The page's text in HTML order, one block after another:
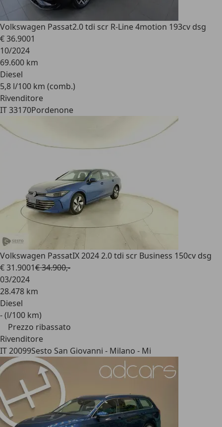
Volkswagen Passat2.0 tdi scr R-Line 4motion 193cv dsg
€ 36.9001
10/2024
69.600 km
Diesel
5,8 l/100 km (comb.)
Rivenditore
IT 33170Pordenone
Volkswagen PassatIX 2024 2.0 tdi scr Business 150cv dsg
€ 31.9001€ 34.900,-
03/2024
28.478 km
Diesel
- (l/100 km)
Prezzo ribassato
Rivenditore
IT 20099Sesto San Giovanni - Milano - Mi